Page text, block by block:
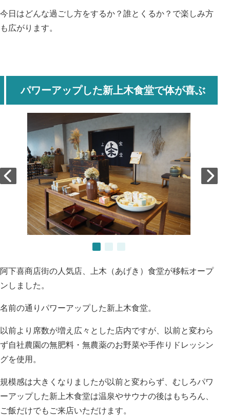
今日はどんな過ごし方をするか？誰とくるか？で楽しみ方
も広がります。
パワーアップした新上木食堂で体が喜ぶ
阿下喜商店街の人気店、上木（あげき）食堂が移転オープ
ンしました。
名前の通りパワーアップした新上木食堂。
以前より席数が増え広々とした店内ですが、以前と変わら
ず自社農園の無肥料・無農薬のお野菜や手作りドレッシン
グを使用。
規模感は大きくなりましたが以前と変わらず、むしろパワ
ーアップした新上木食堂は温泉やサウナの後はもちろん、
ご飯だけでもご来店いただけます。